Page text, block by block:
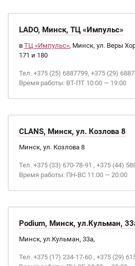
LADO, Минск, ТЦ «Импульс»
в ТЦ «Импульс», Минск, ул. Веры
171 и 180
Тел. +375 (25) 6887799, +375 (29)
Время работы: ВТ-ПТ 10:00 — 19:00
CLANS, Минск, ул. Козлова 8
Минск, ул. Козлова 8
Тел. +375 (33) 670-78-91 , +375 (44)
Время работы: ПН-ВС 11:00 — 20:00
Podium, Минск, ул.Кульман,
Минск, ул.Кульман, 33а,
Тел. +375 (17) 234-17-60 , +375 (29)